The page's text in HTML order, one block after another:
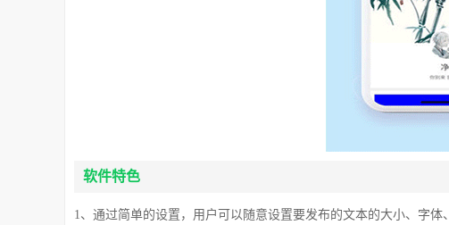
软件特色
1、通过简单的设置，用户可以随意设置要发布的文本的大小、字体